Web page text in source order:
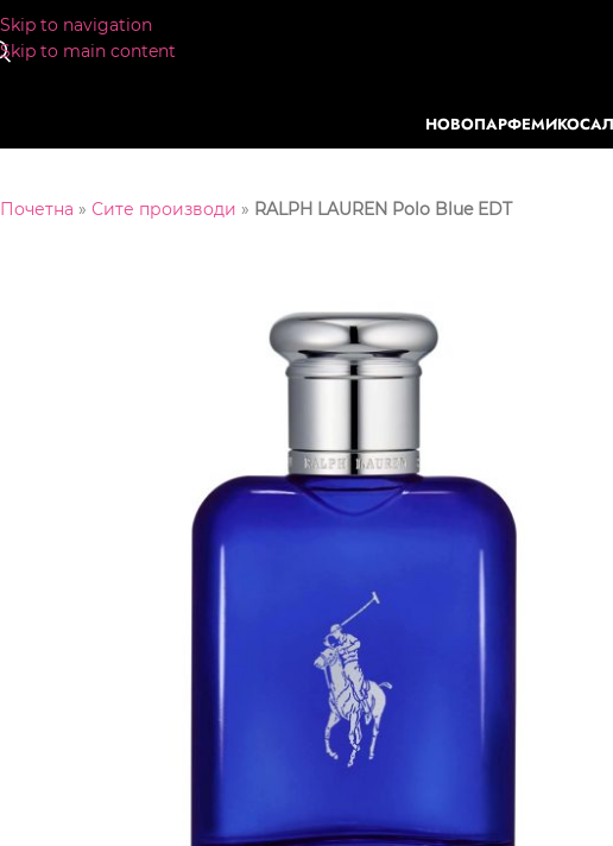
Skip to navigation
Skip to main content
НОВОПАРФЕМИКОСА
Почетна » Сите производи » RALPH LAUREN Polo Blue EDT